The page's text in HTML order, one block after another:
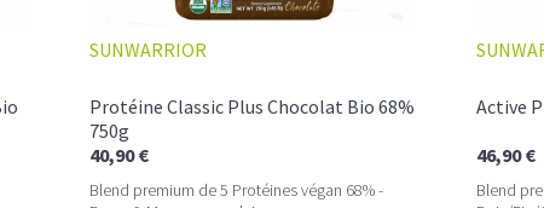
de satiété et préviennent la fonte musculaire lors d'un
SUNWARRIOR
Protéine Classic Plus Chocolat Bio 68%
750g
40,90 €
Blend premium de 5 Protéines végan 68% -
Active
46,90 €
Blend